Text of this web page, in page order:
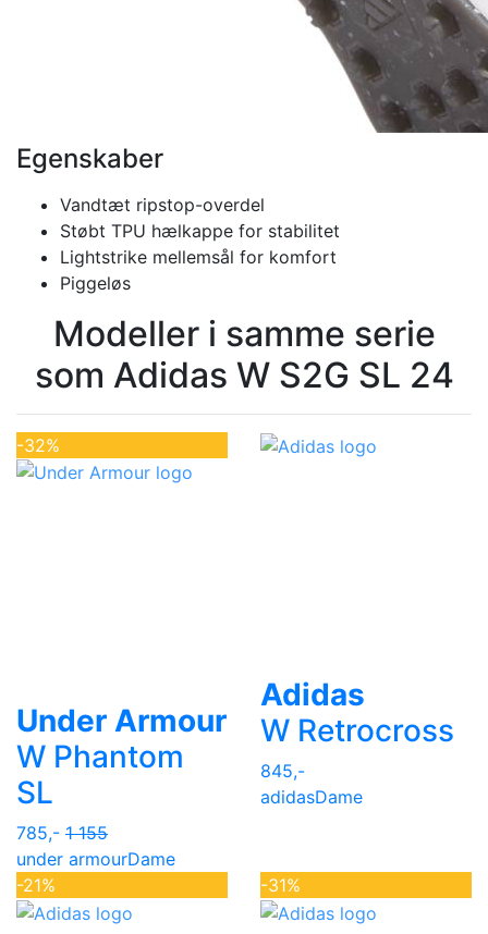
Egenskaber
Vandtæt ripstop-overdel
Støbt TPU hælkappe for stabilitet
Lightstrike mellemsål for komfort
Piggeløs
Modeller i samme serie
som Adidas W S2G SL 24
-32%
Under Armour
W Phantom
SL
785,- 1 155
under armourDame
Adidas
W Retrocross
845,-
adidasDame
-21% -31%